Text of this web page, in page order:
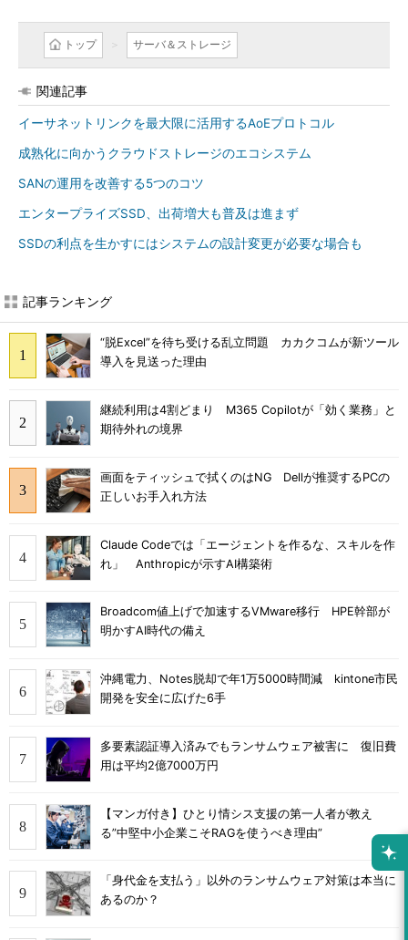
トップ サーバ＆ストレージ
関連記事
イーサネットリンクを最大限に活用するAoEプロトコル
成熟化に向かうクラウドストレージのエコシステム
SANの運用を改善する5つのコツ
エンタープライズSSD、出荷増大も普及は進まず
SSDの利点を生かすにはシステムの設計変更が必要な場合も
記事ランキング
“脱Excel”を待ち受ける乱立問題 カカクコムが新ツール
導入を見送った理由
継続利用は4割どまり M365 Copilotが「効く業務」と
期待外れの境界
画面をティッシュで拭くのはNG Dellが推奨するPCの
正しいお手入れ方法
Claude Codeでは「エージェントを作るな、スキルを作
れ」 Anthropicが示すAI構築術
Broadcom値上げで加速するVMware移行 HPE幹部が
明かすAI時代の備え
沖縄電力、Notes脱却で年1万5000時間減 kintone市民
開発を安全に広げた6手
多要素認証導入済みでもランサムウェア被害に 復旧費
用は平均2億7000万円
【マンガ付き】ひとり情シス支援の第一人者が教え
る”中堅中小企業こそRAGを使うべき理由”
「身代金を支払う」以外のランサムウェア対策は本当に
あるのか？